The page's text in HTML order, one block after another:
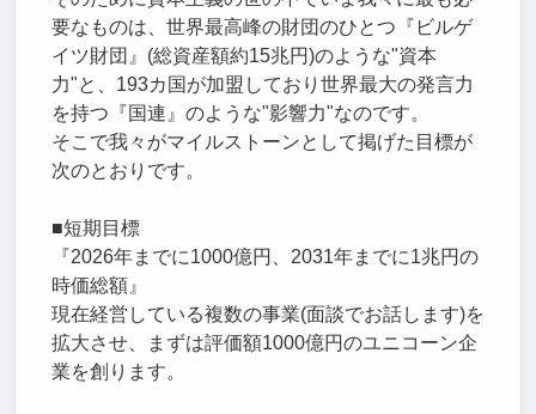
要なものは、世界最高峰の財団のひとつ『ビルゲ
イツ財団』(総資産額約15兆円)のような"資本
力"と、193カ国が加盟しており世界最大の発言力
を持つ『国連』のような"影響力"なのです。
そこで我々がマイルストーンとして掲げた目標が
次のとおりです。
■短期目標
『2026年までに1000億円、2031年までに1兆円の
時価総額』
現在経営している複数の事業(面談でお話します)を
拡大させ、まずは評価額1000億円のユニコーン企
業を創ります。